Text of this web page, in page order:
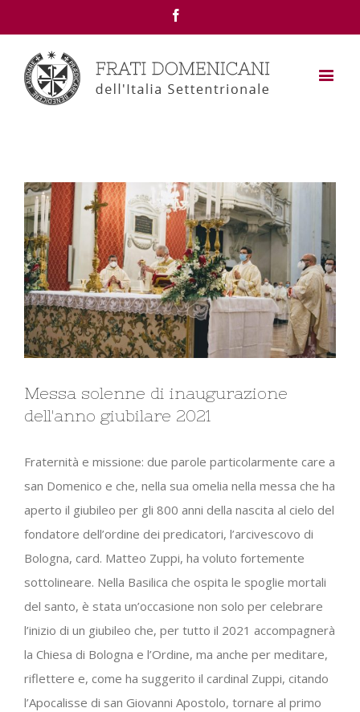
View
Larger
Image
Messa solenne di inaugurazione
dell'anno giubilare 2021
Fraternità e missione: due parole particolarmente care a
san Domenico e che, nella sua omelia nella messa che ha
aperto il giubileo per gli 800 anni della nascita al cielo del
fondatore dell’ordine dei predicatori, l’arcivescovo di
Bologna, card. Matteo Zuppi, ha voluto fortemente
sottolineare. Nella Basilica che ospita le spoglie mortali
del santo, è stata un’occasione non solo per celebrare
l’inizio di un giubileo che, per tutto il 2021 accompagnerà
la Chiesa di Bologna e l’Ordine, ma anche per meditare,
riflettere e, come ha suggerito il cardinal Zuppi, citando
l’Apocalisse di san Giovanni Apostolo, tornare al primo